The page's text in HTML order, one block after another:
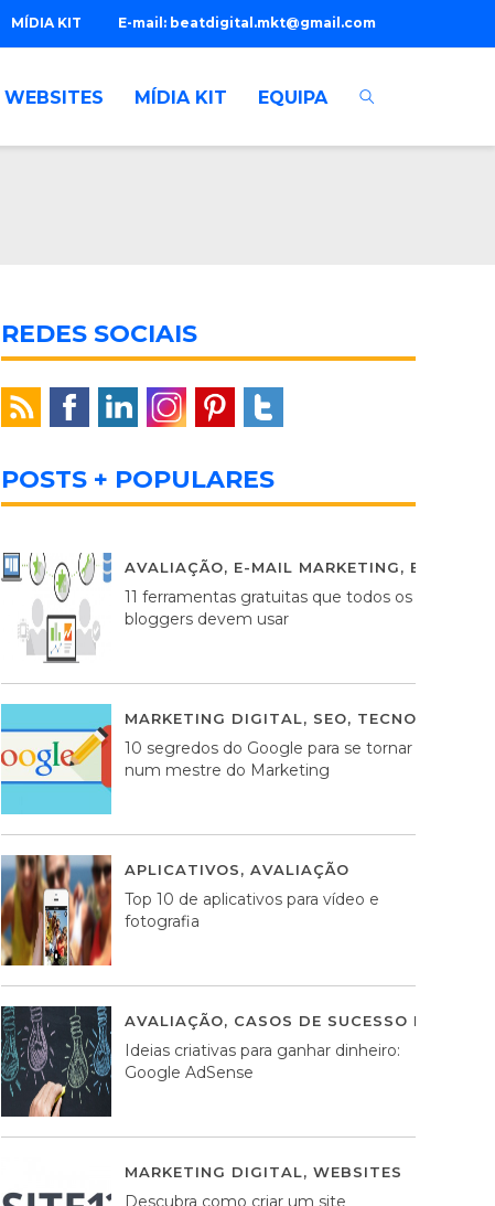
E-mail: beatdigital.mkt@gmail.com
MÍDIA KIT
WEBSITES MÍDIA KIT EQUIPA
REDES SOCIAIS
POSTS + POPULARES
AVALIAÇÃO, E-MAIL MARKETING,
11 ferramentas gratuitas que todos os
bloggers devem usar
MARKETING DIGITAL, SEO, TECNOLOGIA
10 segredos do Google para se tornar
num mestre do Marketing
APLICATIVOS, AVALIAÇÃO
Top 10 de aplicativos para vídeo e
fotografia
AVALIAÇÃO, CASOS DE SUCESSO DE
Ideias criativas para ganhar dinheiro:
Google AdSense
MARKETING DIGITAL, WEBSITES
Descubra como criar um site